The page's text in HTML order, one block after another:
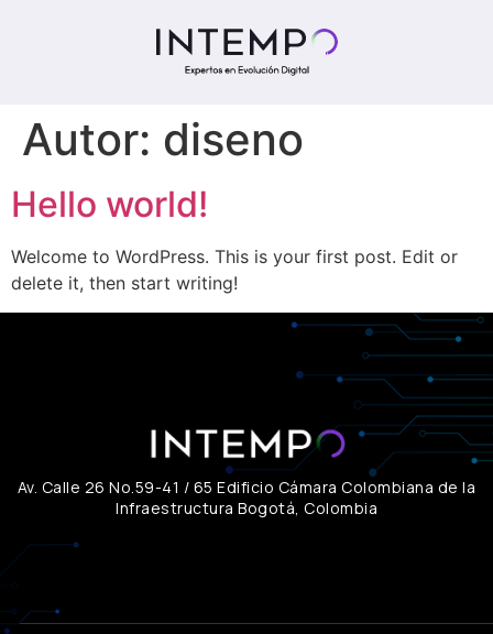
Autor: diseno
Hello world!
Welcome to WordPress. This is your first post. Edit or
delete it, then start writing!
Av. Calle 26 No.59-41 / 65 Edificio Cámara Colombiana de la
Infraestructura Bogotá, Colombia